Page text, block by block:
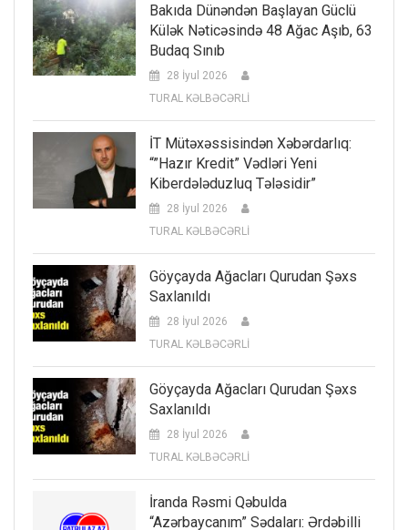
Bakıda Dünəndən Başlayan Güclü
Külək Nəticəsində 48 Ağac Aşıb, 63
Budaq Sınıb
28 İyul 2026
TURAL KƏLBƏCƏRLİ
İT Mütəxəssisindən Xəbərdarlıq:
“”Hazır Kredit” Vədləri Yeni
Kiberdələduzluq Tələsidir”
28 İyul 2026
TURAL KƏLBƏCƏRLİ
Göyçayda Ağacları Qurudan Şəxs
Saxlanıldı
28 İyul 2026
TURAL KƏLBƏCƏRLİ
Göyçayda Ağacları Qurudan Şəxs
Saxlanıldı
28 İyul 2026
TURAL KƏLBƏCƏRLİ
İranda Rəsmi Qəbulda
“Azərbaycanım” Sədaları: Ərdəbilli